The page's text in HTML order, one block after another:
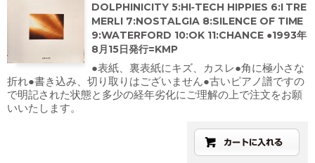
DOLPHINICITY 5:HI‐TECH HIPPIES 6:I TRE
MERLI 7:NOSTALGIA 8:SILENCE OF TIME
9:WATERFORD 10:OK 11:CHANCE ●1993年
8月15日発行=KMP
●表紙、裏表紙にキズ、カスレ●角に極小さな
折れ●書き込み、切り取りはございません●古いピアノ譜ですの
で明記された状態と多少の経年劣化にご理解の上で注文をお願
いいたします。